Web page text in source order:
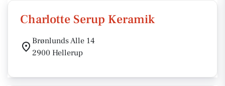
Charlotte Serup Keramik
Brønlunds Alle 14
2900 Hellerup